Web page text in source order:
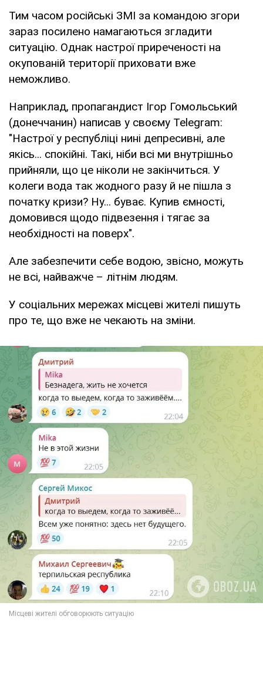
Тим часом російські ЗМІ за командою згори
зараз посилено намагаються згладити
ситуацію. Однак настрої приреченості на
окупованій території приховати вже
неможливо.
Наприклад, пропагандист Ігор Гомольський
(донеччанин) написав у своєму Telegram:
"Настрої у республіці нині депресивні, але
якісь... спокійні. Такі, ніби всі ми внутрішньо
прийняли, що це ніколи не закінчиться. У
колеги вода так жодного разу й не пішла з
початку кризи? Ну... буває. Купив ємності,
домовився щодо підвезення і тягає за
необхідності на поверх".
Але забезпечити себе водою, звісно, можуть
не всі, найважче – літнім людям.
У соціальних мережах місцеві жителі пишуть
про те, що вже не чекають на зміни.